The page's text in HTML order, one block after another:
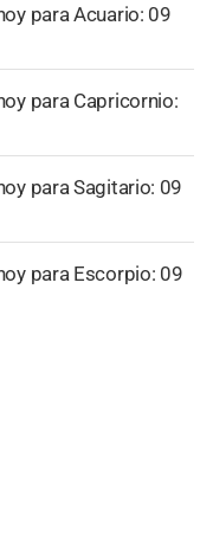
para Acuario: 09
para Capricornio:
para Sagitario: 09
para Escorpio: 09